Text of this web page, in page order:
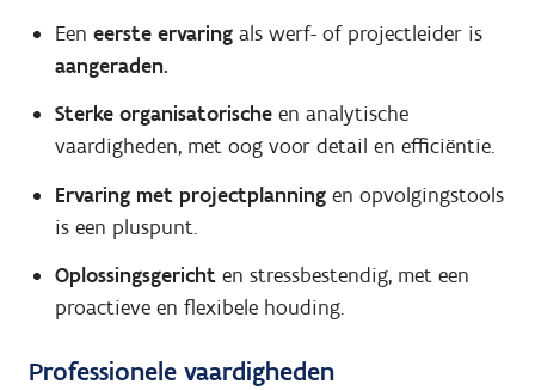
Een eerste ervaringals werf- of projectleider is
aangeraden.
Sterke organisatorischeen analytische
vaardigheden, met oog voor detail en efficiëntie.
Ervaring met projectplanningen opvolgingstools
is een pluspunt.
Oplossingsgerichten stressbestendig, met een
proactieve en flexibele houding.
Professionele vaardigheden